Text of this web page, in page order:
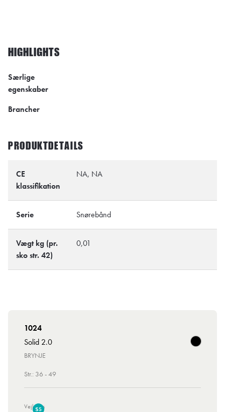
HIGHLIGHTS
Særlige
egenskaber
Brancher
PRODUKTDETAILS
CE
klassifikation
NA, NA
Serie Snørebånd
Vægt kg (pr.
sko str. 42)
0,01
1024
Solid 2.0
BRYNJE
Str.: 36 - 49
Vejl. Pris